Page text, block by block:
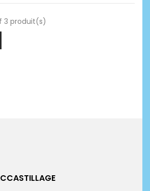
3 produit(s)